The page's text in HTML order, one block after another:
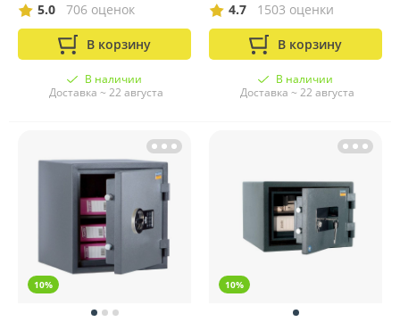
5.0
706 оценок
В корзину
В наличии
Доставка ~ 22 августа
4.7
1503 оценки
В корзину
В наличии
Доставка ~ 22 августа
10% 10%